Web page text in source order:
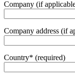
Company (if
Company address (if
Country* (required)